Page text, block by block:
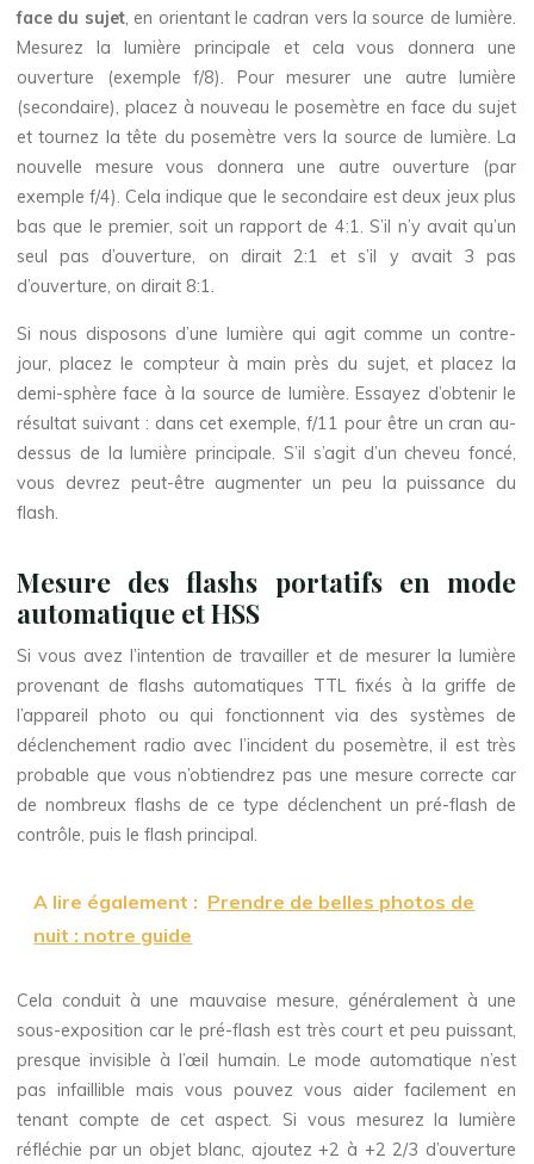
face du sujet, en orientant le cadran vers la source de lumière.
Mesurez la lumière principale et cela vous donnera une
ouverture (exemple f/8). Pour mesurer une autre lumière
(secondaire), placez à nouveau le posemètre en face du sujet
et tournez la tête du posemètre vers la source de lumière. La
nouvelle mesure vous donnera une autre ouverture (par
exemple f/4). Cela indique que le secondaire est deux jeux plus
bas que le premier, soit un rapport de 4:1. S’il n’y avait qu’un
seul pas d’ouverture, on dirait 2:1 et s’il y avait 3 pas
d’ouverture, on dirait 8:1.
Si nous disposons d’une lumière qui agit comme un contre-
jour, placez le compteur à main près du sujet, et placez la
demi-sphère face à la source de lumière. Essayez d’obtenir le
résultat suivant : dans cet exemple, f/11 pour être un cran au-
dessus de la lumière principale. S’il s’agit d’un cheveu foncé,
vous devrez peut-être augmenter un peu la puissance du
flash.
Mesure des flashs portatifs en mode
automatique et HSS
Si vous avez l’intention de travailler et de mesurer la lumière
provenant de flashs automatiques TTL fixés à la griffe de
l’appareil photo ou qui fonctionnent via des systèmes de
déclenchement radio avec l’incident du posemètre, il est très
probable que vous n’obtiendrez pas une mesure correcte car
de nombreux flashs de ce type déclenchent un pré-flash de
contrôle, puis le flash principal.
A lire également : Prendre de belles photos de
nuit : notre guide
Cela conduit à une mauvaise mesure, généralement à une
sous-exposition car le pré-flash est très court et peu puissant,
presque invisible à l’œil humain. Le mode automatique n’est
pas infaillible mais vous pouvez vous aider facilement en
tenant compte de cet aspect. Si vous mesurez la lumière
réfléchie par un objet blanc, ajoutez +2 à +2 2/3 d’ouverture